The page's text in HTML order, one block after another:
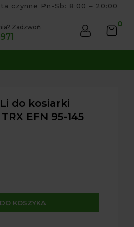
czynne Pn-Sb: 8:00 – 20:00
Zadzwoń 0
do kosiarki
EFN 95-145
KOSZYKA